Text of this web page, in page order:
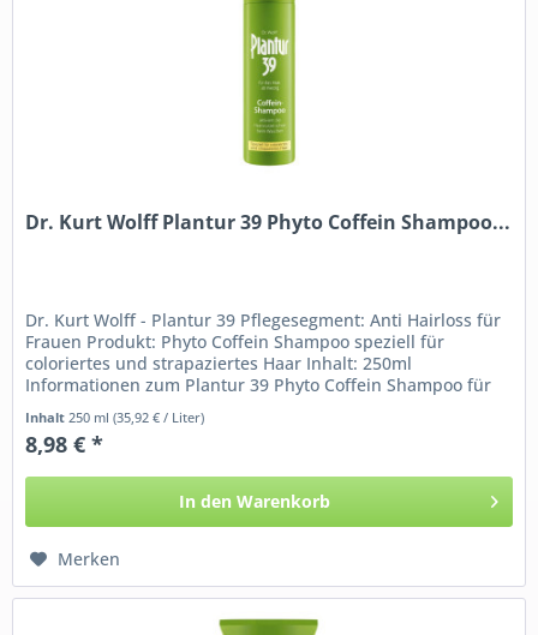
Dr. Kurt Wolff Plantur 39 Phyto Coffein Shampoo...
Dr. Kurt Wolff - Plantur 39 Pflegesegment: Anti Hairloss für
Frauen Produkt: Phyto Coffein Shampoo speziell für
coloriertes und strapaziertes Haar Inhalt: 250ml
Informationen zum Plantur 39 Phyto Coffein Shampoo für
Inhalt250 ml(35,92 € / Liter)
8,98 € *
In den Warenkorb
Merken